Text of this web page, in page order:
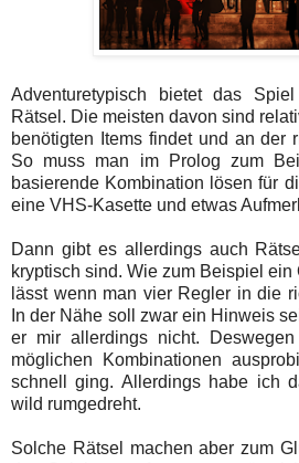
Adventuretypisch bietet das
Rätsel. Die meisten davon sind
benötigten Items findet und an der
So muss man im Prolog zum
basierende Kombination lösen für
eine VHS-Kasette und etwas
Dann gibt es allerdings auch
kryptisch sind. Wie zum Beispiel ein
lässt wenn man vier Regler in die
In der Nähe soll zwar ein Hinweis
er mir allerdings nicht.
möglichen Kombinationen
schnell ging. Allerdings habe ich
wild rumgedreht.
Solche Rätsel machen aber zum